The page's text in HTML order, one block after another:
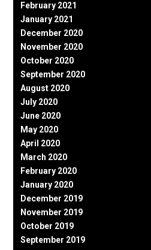
February 2021
January 2021
December 2020
November 2020
October 2020
September 2020
August 2020
July 2020
June 2020
May 2020
April 2020
March 2020
February 2020
January 2020
December 2019
November 2019
October 2019
September 2019